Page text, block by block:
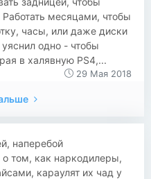
месяцами, чтобы
часы, или даже диски
одно - чтобы
в халявную PS4,...
29 Мая 2018
наперебой
том, как наркодилеры,
караулят их чад у